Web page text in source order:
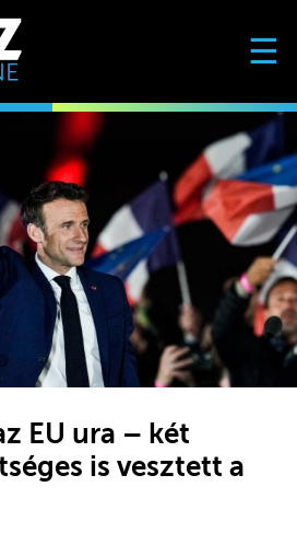
☰
EU ura – két
is vesztett a